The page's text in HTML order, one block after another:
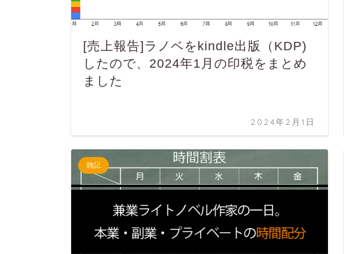
[売上報告]ラノベをkindle出版（KDP)
したので、2024年1月の印税をまとめ
ました
2024年2月1日
雑記